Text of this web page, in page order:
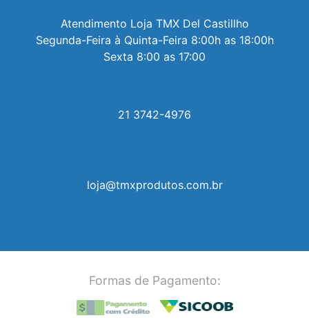
Atendimento Loja TMX Del Castillho
Segunda-Feira à Quinta-Feira 8:00h as 18:00h
Sexta 8:00 as 17:00
21 3742-4976
loja@tmxprodutos.com.br
Formas de Pagamento: